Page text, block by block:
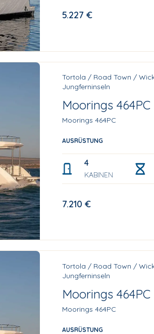
5.227 €
Tortola / Road Town /
Jungferninseln
Moorings
Moorings 464PC
AUSRÜSTUNG
4
KABINEN
7.210 €
Tortola / Road Town /
Jungferninseln
Moorings
Moorings 464PC
AUSRÜSTUNG